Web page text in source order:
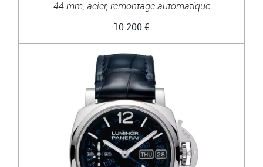
44 mm, acier, remontage automatique
10 200 €